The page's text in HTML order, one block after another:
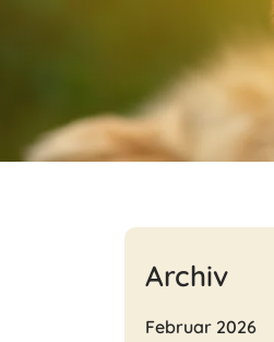
Archiv
Februar 2026